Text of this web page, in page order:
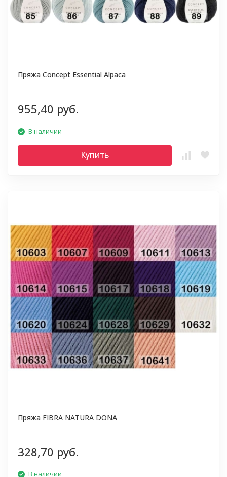
Пряжа Concept Essential Alpaca
955,40 руб.
В наличии
Купить
Пряжа FIBRA NATURA DONA
328,70 руб.
В наличии